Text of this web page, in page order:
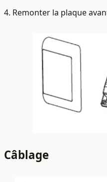
4. Remonter la plaque
Câblage